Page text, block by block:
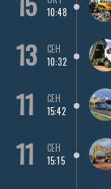
10:48
13
СЕН
10:32
11
СЕН
15:42
11
СЕН
15:15